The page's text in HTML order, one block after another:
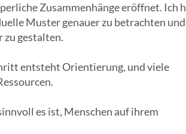
Zusammenhänge eröffnet. Ich
Muster genauer zu betrachten und
zu gestalten.
entsteht Orientierung, und viele
es ist, Menschen auf ihrem